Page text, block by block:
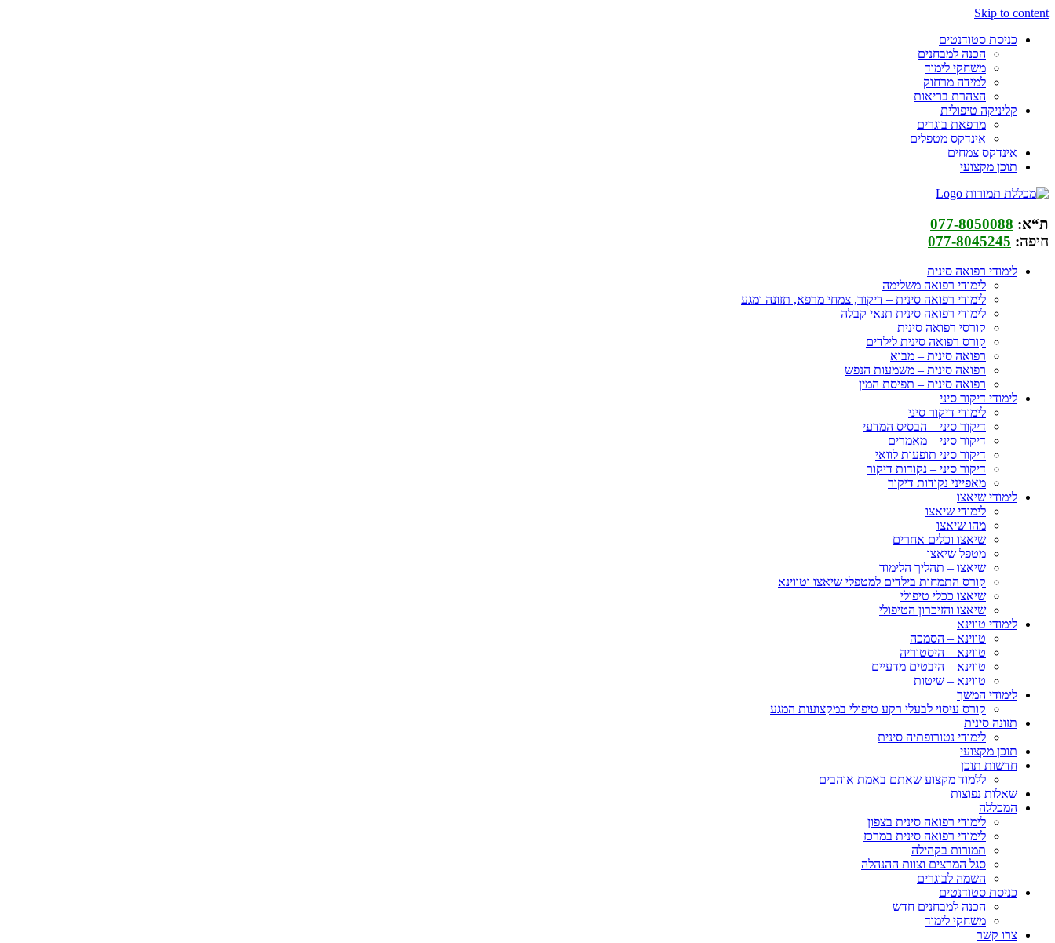
Skip to content
כניסת סטודנטים
הכנה למבחנים
משחקי לימוד
למידה מרחוק
הצהרת בריאות
קליניקה טיפולית
מרפאת בוגרים
אינדקס מטפלים
אינדקס צמחים
תוכן מקצועי
ת“א: 077-8050088
חיפה: 077-8045245
לימודי רפואה סינית
לימודי רפואה משלימה
לימודי רפואה סינית – דיקור, צמחי מרפא, תזונה ומגע
לימודי רפואה סינית תנאי קבלה
קורסי רפואה סינית
קורס רפואה סינית לילדים
רפואה סינית – מבוא
רפואה סינית – משמעות הנפש
רפואה סינית – תפיסת המין
לימודי דיקור סיני
לימודי דיקור סיני
דיקור סיני – הבסיס המדעי
דיקור סיני – מאמרים
דיקור סיני תופעות לוואי
דיקור סיני – נקודות דיקור
מאפייני נקודות דיקור
לימודי שיאצו
לימודי שיאצו
מהו שיאצו
שיאצו וכלים אחרים
מטפל שיאצו
שיאצו – תהליך הלימוד
קורס התמחות בילדים למטפלי שיאצו וטווינא
שיאצו ככלי טיפולי
שיאצו והזיכרון הטיפולי
לימודי טווינא
טווינא – הסמכה
טווינא – היסטוריה
טווינא – היבטים מדעיים
טווינא – שיטות
לימודי המשך
קורס עיסוי לבעלי רקע טיפולי במקצועות המגע
תזונה סינית
לימודי נטורופתיה סינית
תוכן מקצועי
חדשות תוכן
ללמוד מקצוע שאתם באמת אוהבים
שאלות נפוצות
המכללה
לימודי רפואה סינית בצפון
לימודי רפואה סינית במרכז
תמורות בקהילה
סגל המרצים וצוות ההנהלה
השמה לבוגרים
כניסת סטודנטים
הכנה למבחנים חדש
משחקי לימוד
צרו קשר